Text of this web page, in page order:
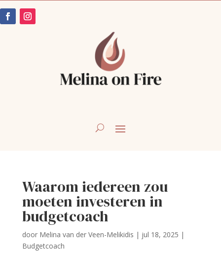
Waarom iedereen zou
moeten investeren in
budgetcoach
door Melina van der Veen-Melikidis | jul 18, 2025 |
Budgetcoach